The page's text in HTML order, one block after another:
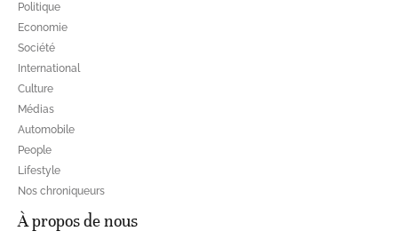
Politique
Economie
Société
International
Culture
Médias
Automobile
People
Lifestyle
Nos chroniqueurs
À propos de nous